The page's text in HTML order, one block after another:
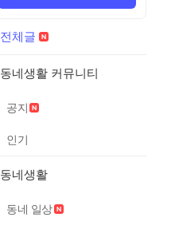
전체글
동네생활 커뮤니티
공지
인기
동네생활
동네 일상